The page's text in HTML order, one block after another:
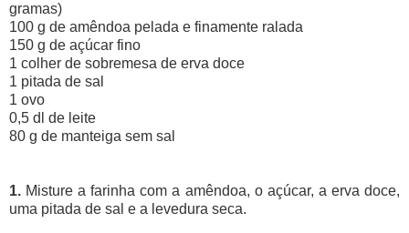
gramas)
100 g de amêndoa pelada e finamente ralada
150 g de açúcar fino
1 colher de sobremesa de erva doce
1 pitada de sal
1 ovo
0,5 dl de leite
80 g de manteiga sem sal
1. Misture a farinha com a amêndoa, o açúcar, a erva doce,
uma pitada de sal e a levedura seca.